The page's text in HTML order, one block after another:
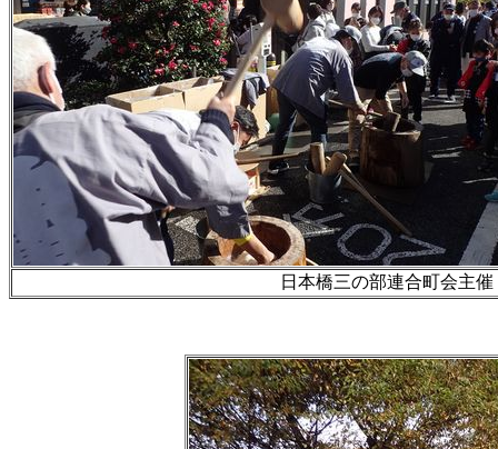
日本橋三の部連合町会主